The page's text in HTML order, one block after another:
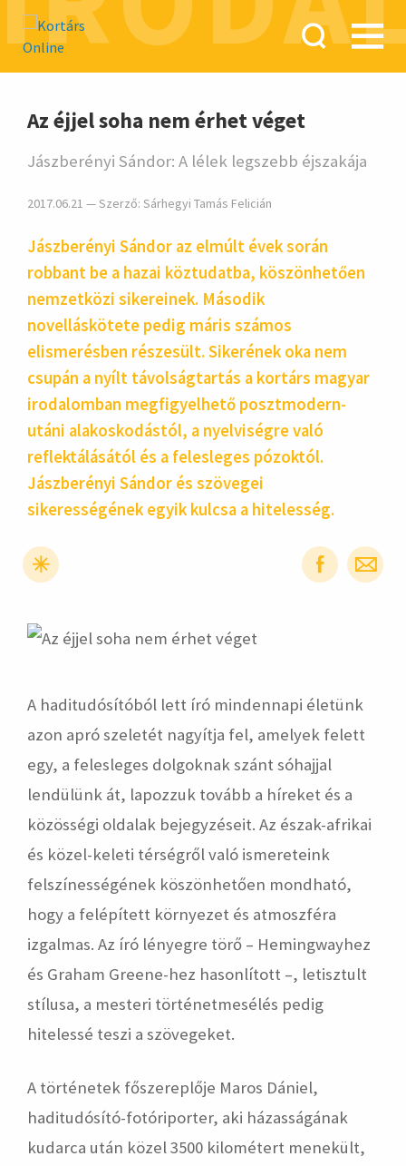
hirdetés
Az éjjel soha nem érhet véget
Jászberényi Sándor: A lélek legszebb éjszakája
2017.06.21 — Szerző: Sárhegyi Tamás Felicián
Jászberényi Sándor az elmúlt évek során
robbant be a hazai köztudatba, köszönhetően
nemzetközi sikereinek. Második
novelláskötete pedig máris számos
elismerésben részesült. Sikerének oka nem
csupán a nyílt távolságtartás a kortárs magyar
irodalomban megfigyelhető posztmodern-
utáni alakoskodástól, a nyelviségre való
reflektálásától és a felesleges pózoktól.
Jászberényi Sándor és szövegei
sikerességének egyik kulcsa a hitelesség.
hirdetés
A haditudósítóból lett író mindennapi életünk
azon apró szeletét nagyítja fel, amelyek felett
egy, a felesleges dolgoknak szánt sóhajjal
lendülünk át, lapozzuk tovább a híreket és a
közösségi oldalak bejegyzéseit. Az észak-afrikai
és közel-keleti térségről való ismereteink
felszínességének köszönhetően mondható,
hogy a felépített környezet és atmoszféra
izgalmas. Az író lényegre törő – Hemingwayhez
és Graham Greene-hez hasonlított –, letisztult
stílusa, a mesteri történetmesélés pedig
hitelessé teszi a szövegeket.
A történetek főszereplője Maros Dániel,
haditudósító-fotóriporter, aki házasságának
kudarca után közel 3500 kilométert menekült,